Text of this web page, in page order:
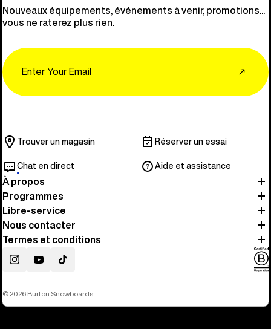
Nouveaux équipements, événements à venir, promotions...
vous ne raterez plus rien.
↗
Trouver un magasin Réserver un essai
Chat en direct Aide et assistance
À propos
Programmes
Libre-service
Nous contacter
Termes et conditions
InstagramYouTubeTikTok
© 2026 Burton Snowboards